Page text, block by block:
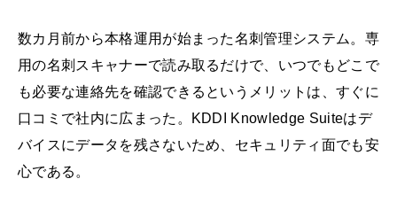
数カ月前から本格運用が始まった名刺管理システム。専
用の名刺スキャナーで読み取るだけで、いつでもどこで
も必要な連絡先を確認できるというメリットは、すぐに
口コミで社内に広まった。KDDI Knowledge Suiteはデ
バイスにデータを残さないため、セキュリティ面でも安
心である。